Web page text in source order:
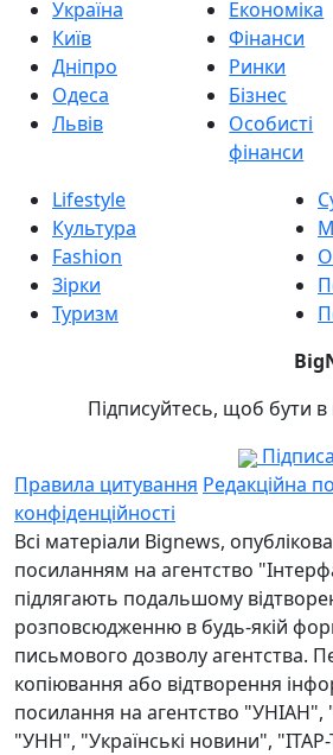
Україна
Київ
Дніпро
Одеса
Львів
Економіка
Фінанси
Ринки
Бізнес
Особисті
фінанси
Lifestyle
Культура
Fashion
Зірки
Туризм
Підписуйтесь, щоб бути в
Правила цитування Редакційна
конфіденційності
Всі матеріали Bignews,
посиланням на агентство
підлягають подальшому
розповсюдженню в будь-якій
письмового дозволу агентства.
копіювання або відтворення
посилання на агентство
"УНН", "Українські новини",